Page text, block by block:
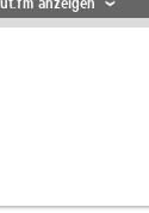
anzeigen